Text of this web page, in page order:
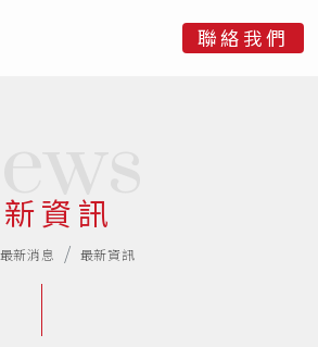
聯絡我們
資訊
最新消息 最新資訊